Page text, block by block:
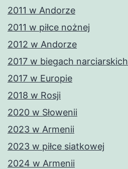
2011 w Andorze
2011 w piłce nożnej
2012 w Andorze
2017 w biegach narciarskich
2017 w Europie
2018 w Rosji
2020 w Słowenii
2023 w Armenii
2023 w piłce siatkowej
2024 w Armenii